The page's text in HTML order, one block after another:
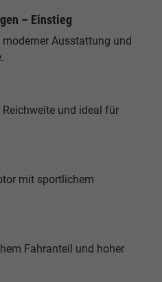
– Einstieg
Ausstattung und
und ideal für
mit sportlichem
Fahranteil und hoher